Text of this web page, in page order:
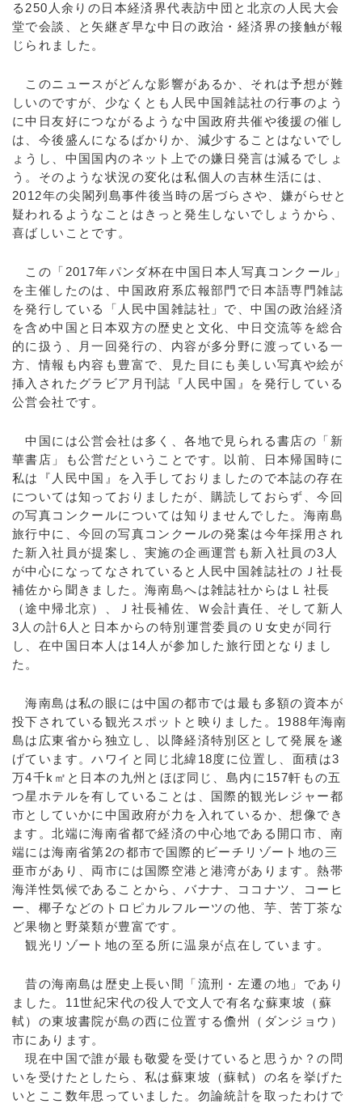
る250人余りの日本経済界代表訪中団と北京の人民大会
堂で会談、と矢継ぎ早な中日の政治・経済界の接触が報
じられました。
このニュースがどんな影響があるか、それは予想が難
しいのですが、少なくとも人民中国雑誌社の行事のよう
に中日友好につながるような中国政府共催や後援の催し
は、今後盛んになるばかりか、減少することはないでし
ょうし、中国国内のネット上での嫌日発言は減るでしょ
う。そのような状況の変化は私個人の吉林生活には、
2012年の尖閣列島事件後当時の居づらさや、嫌がらせと
疑われるようなことはきっと発生しないでしょうから、
喜ばしいことです。
この「2017年パンダ杯在中国日本人写真コンクール」
を主催したのは、中国政府系広報部門で日本語専門雑誌
を発行している「人民中国雑誌社」で、中国の政治経済
を含め中国と日本双方の歴史と文化、中日交流等を総合
的に扱う、月一回発行の、内容が多分野に渡っている一
方、情報も内容も豊富で、見た目にも美しい写真や絵が
挿入されたグラビア月刊誌『人民中国』を発行している
公営会社です。
中国には公営会社は多く、各地で見られる書店の「新
華書店」も公営だということです。以前、日本帰国時に
私は『人民中国』を入手しておりましたので本誌の存在
については知っておりましたが、購読しておらず、今回
の写真コンクールについては知りませんでした。海南島
旅行中に、今回の写真コンクールの発案は今年採用され
た新入社員が提案し、実施の企画運営も新入社員の3人
が中心になってなされていると人民中国雑誌社のＪ社長
補佐から聞きました。海南島へは雑誌社からはＬ社長
（途中帰北京）、Ｊ社長補佐、Ｗ会計責任、そして新人
3人の計6人と日本からの特別運営委員のＵ女史が同行
し、在中国日本人は14人が参加した旅行団となりまし
た。
海南島は私の眼には中国の都市では最も多額の資本が
投下されている観光スポットと映りました。1988年海南
島は広東省から独立し、以降経済特別区として発展を遂
げています。ハワイと同じ北緯18度に位置し、面積は3
万4千k㎡と日本の九州とほぼ同じ、島内に157軒もの五
つ星ホテルを有していることは、国際的観光レジャー都
市としていかに中国政府が力を入れているか、想像でき
ます。北端に海南省都で経済の中心地である開口市、南
端には海南省第2の都市で国際的ビーチリゾート地の三
亜市があり、両市には国際空港と港湾があります。熱帯
海洋性気候であることから、バナナ、ココナツ、コーヒ
ー、椰子などのトロピカルフルーツの他、芋、苦丁茶な
ど果物と野菜類が豊富です。
観光リゾート地の至る所に温泉が点在しています。
昔の海南島は歴史上長い間「流刑・左遷の地」であり
ました。11世紀宋代の役人で文人で有名な蘇東坡（蘇
軾）の東坡書院が島の西に位置する儋州（ダンジョウ）
市にあります。
現在中国で誰が最も敬愛を受けていると思うか？の問
いを受けたとしたら、私は蘇東坡（蘇軾）の名を挙げた
いとここ数年思っていました。勿論統計を取ったわけで